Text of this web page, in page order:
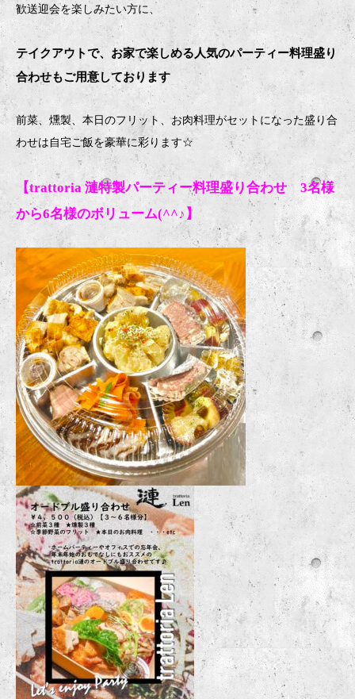
歓送迎会を楽しみたい方に、
テイクアウトで、お家で楽しめる人気のパーティー料理盛り
合わせもご用意しております
前菜、燻製、本日のフリット、お肉料理がセットになった盛り合
わせは自宅ご飯を豪華に彩ります☆
【trattoria 漣特製パーティー料理盛り合わせ 3名様
から6名様のボリューム(^^♪】